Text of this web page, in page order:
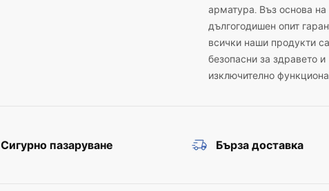
арматура. Въз основа на
дългогодишен опит
всички наши продукти
безопасни за здравето и
изключително
Сигурно пазаруване Бърза доставка